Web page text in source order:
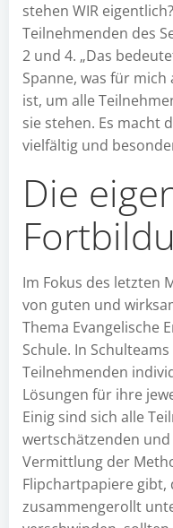
stehen WIR
Teilnehmenden des
2 und 4. „Das
Spanne, was für
ist, um alle
sie stehen. Es macht
vielfältig und
Die
Im Fokus des letzten
von guten und
Thema Evangelische
Schule. In
Teilnehmenden
Lösungen für ihre
Einig sind sich alle
wertschätzenden
Vermittlung der
Flipchartpapiere
zusammengerollt